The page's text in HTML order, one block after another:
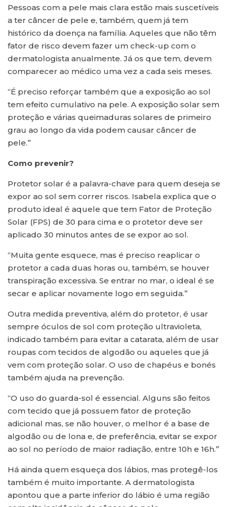
Pessoas com a pele mais clara estão mais suscetíveis
a ter câncer de pele e, também, quem já tem
histórico da doença na família. Aqueles que não têm
fator de risco devem fazer um check-up com o
dermatologista anualmente. Já os que tem, devem
comparecer ao médico uma vez a cada seis meses.
“É preciso reforçar também que a exposição ao sol
tem efeito cumulativo na pele. A exposição solar sem
proteção e várias queimaduras solares de primeiro
grau ao longo da vida podem causar câncer de
pele.”
Como prevenir?
Protetor solar é a palavra-chave para quem deseja se
expor ao sol sem correr riscos. Isabela explica que o
produto ideal é aquele que tem Fator de Proteção
Solar (FPS) de 30 para cima e o protetor deve ser
aplicado 30 minutos antes de se expor ao sol.
“Muita gente esquece, mas é preciso reaplicar o
protetor a cada duas horas ou, também, se houver
transpiração excessiva. Se entrar no mar, o ideal é se
secar e aplicar novamente logo em seguida.”
Outra medida preventiva, além do protetor, é usar
sempre óculos de sol com proteção ultravioleta,
indicado também para evitar a catarata, além de usar
roupas com tecidos de algodão ou aqueles que já
vem com proteção solar. O uso de chapéus e bonés
também ajuda na prevenção.
“O uso do guarda-sol é essencial. Alguns são feitos
com tecido que já possuem fator de proteção
adicional mas, se não houver, o melhor é a base de
algodão ou de lona e, de preferência, evitar se expor
ao sol no período de maior radiação, entre 10h e 16h.”
Há ainda quem esqueça dos lábios, mas protegê-los
também é muito importante. A dermatologista
apontou que a parte inferior do lábio é uma região